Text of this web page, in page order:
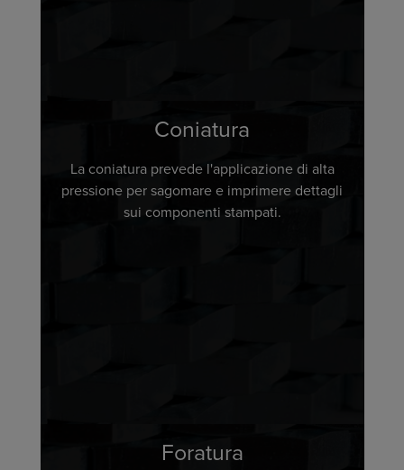
Coniatura
La coniatura prevede l'applicazione di alta
pressione per sagomare e imprimere dettagli
sui componenti stampati.
Foratura